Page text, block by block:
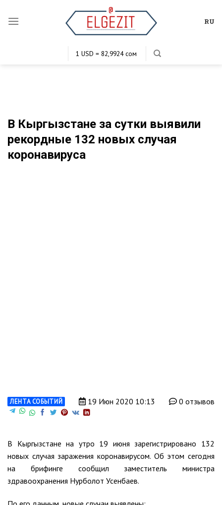
RU
1 USD = 82,9924 сом
В Кыргызстане за сутки выявили
рекордные 132 новых случая
коронавируса
ЛЕНТА СОБЫТИЙ 19 Июн 2020 10:13 0 отзывов
В Кыргызстане на утро 19 июня зарегистрировано 132
новых случая заражения коронавирусом. Об этом сегодня
на брифинге сообщил заместитель министра
здравоохранения Нурболот Усенбаев.